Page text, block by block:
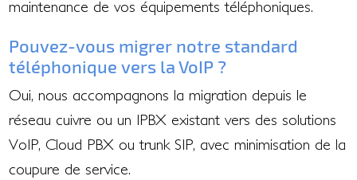
maintenance de vos équipements téléphoniques.
Pouvez-vous migrer notre standard
téléphonique vers la VoIP ?
Oui, nous accompagnons la migration depuis le
réseau cuivre ou un IPBX existant vers des solutions
VoIP, Cloud PBX ou trunk SIP, avec minimisation de la
coupure de service.